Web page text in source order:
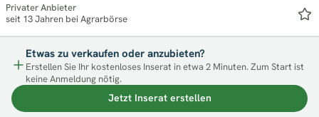
Privater Anbieter
seit 13 Jahren bei Agrarbörse
Etwas zu verkaufen oder anzubieten?
Erstellen Sie Ihr kostenloses Inserat in etwa 2 Minuten. Zum Start ist
keine Anmeldung nötig.
Jetzt Inserat erstellen